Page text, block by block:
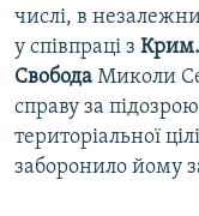
числі, в
у співпраці з
Свобода Миколи
справу за
територіальної
заборонило йому